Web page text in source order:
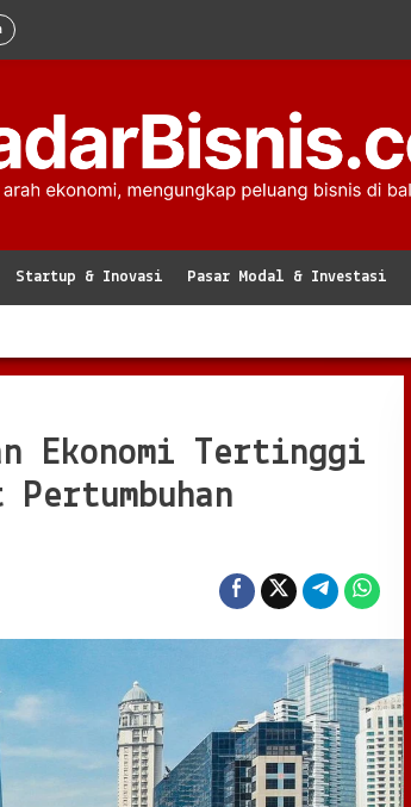
Startup & Inovasi Pasar Modal & Investasi
Ekonomi Tertinggi